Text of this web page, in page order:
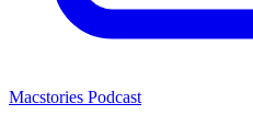
Macstories Podcast